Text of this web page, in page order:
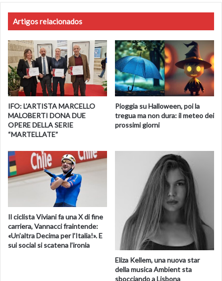
Artigos relacionados
IFO: L’ARTISTA MARCELLO
MALOBERTI DONA DUE
OPERE DELLA SERIE
“MARTELLATE”
Pioggia su Halloween, poi la
tregua ma non dura: il meteo dei
prossimi giorni
Il ciclista Viviani fa una X di fine
carriera, Vannacci fraintende:
«Un’altra Decima per l’Italia!». E
sui social si scatena l’ironia
Eliza Kellem, una nuova star
della musica Ambient sta
sbocciando a Lisbona